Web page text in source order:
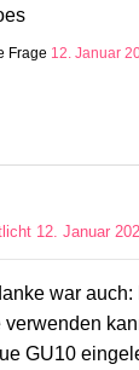
Frage 12. Januar
12. Januar
war
verwenden
GU10